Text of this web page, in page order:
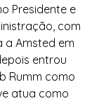
Presidente e
com
a Amsted em
entrou
Rumm como
atua como